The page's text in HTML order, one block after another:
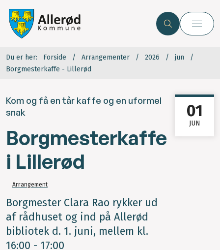
Du er her: Forside Arrangementer 2026
jun
Borgmesterkaffe - Lillerød
Kom og få en tår kaffe og en uformel
snak
Borgmesterkaffe
i Lillerød
01
JUN
Arrangement
Borgmester Clara Rao rykker ud
af rådhuset og ind på Allerød
bibliotek d. 1. juni, mellem kl.
16:00 - 17:00